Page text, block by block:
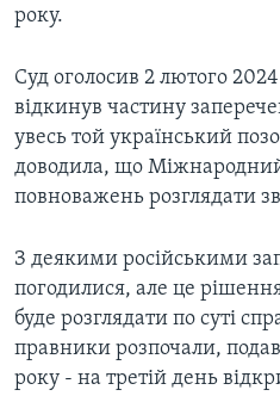
року.
Суд оголосив 2 лютого
відкинув частину
увесь той український
доводила, що
повноважень розглядати
З деякими російськими
погодилися, але це
буде розглядати по суті
правники розпочали,
року - на третій день